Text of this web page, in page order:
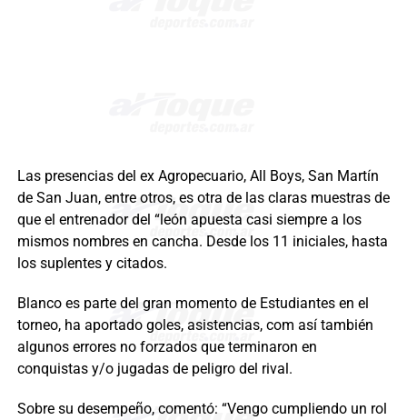
Las presencias del ex Agropecuario, All Boys, San Martín
de San Juan, entre otros, es otra de las claras muestras de
que el entrenador del “león apuesta casi siempre a los
mismos nombres en cancha. Desde los 11 iniciales, hasta
los suplentes y citados.
Blanco es parte del gran momento de Estudiantes en el
torneo, ha aportado goles, asistencias, com así también
algunos errores no forzados que terminaron en
conquistas y/o jugadas de peligro del rival.
Sobre su desempeño, comentó: “Vengo cumpliendo un rol